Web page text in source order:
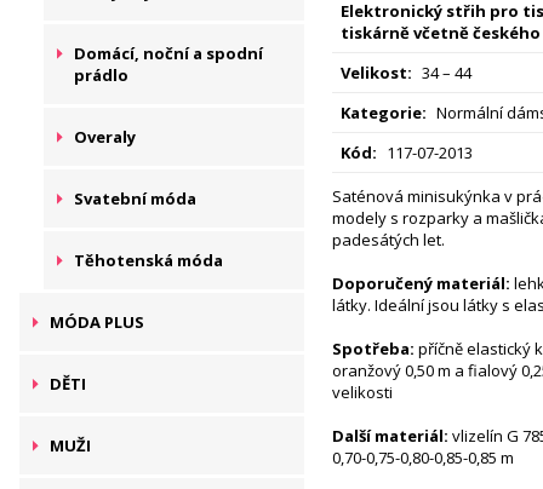
Domácí, noční a spodní
prádlo
Overaly
Svatební móda
Těhotenská móda
MÓDA PLUS
DĚTI
MUŽI
Elektronický střih pro
tiskárně včetně českého
Velikost: 34 – 44
Kategorie: Normální
Kód: 117-07-2013
Saténová minisukýnka v
modely s rozparky a
padesátých let.
Doporučený materiál:
látky. Ideální jsou látky s
Spotřeba: příčně elastický
oranžový 0,50 m a fialový
velikosti
Další materiál: vlizelín G
0,70-0,75-0,80-0,85-0,85 m